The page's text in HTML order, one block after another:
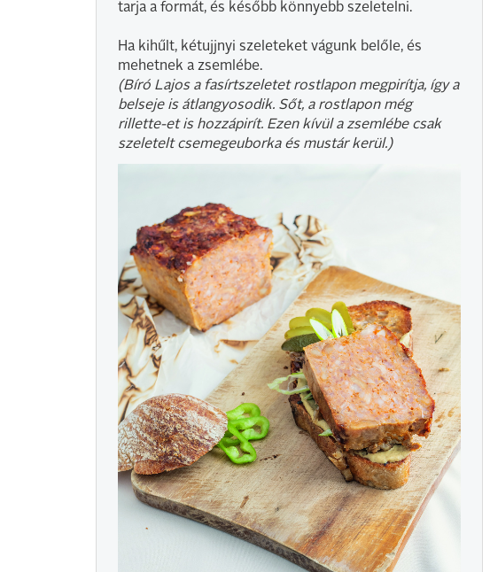
tarja a formát, és később könnyebb szeletelni.
Ha kihűlt, kétujjnyi szeleteket vágunk belőle, és
mehetnek a zsemlébe.
(Bíró Lajos a fasírtszeletet rostlapon megpirítja, így a
belseje is átlangyosodik. Sőt, a rostlapon még
rillette-et is hozzápirít. Ezen kívül a zsemlébe csak
szeletelt csemegeuborka és mustár kerül.)